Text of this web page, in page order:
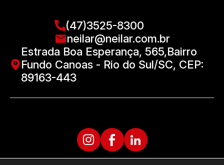
(47)3525-8300
neilar@neilar.com.br
Estrada Boa Esperança, 565,Bairro
Fundo Canoas - Rio do Sul/SC, CEP:
89163-443